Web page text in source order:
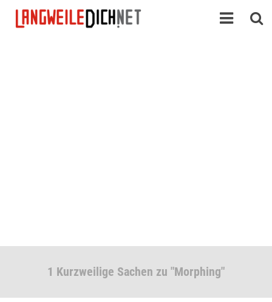
1 Kurzweilige Sachen zu "Morphing"